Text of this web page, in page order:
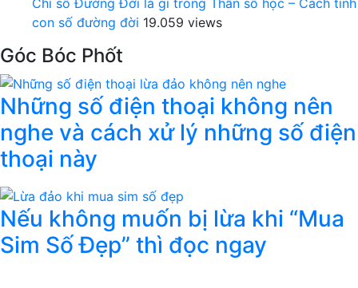
con số đường đời 19.059 views
Góc Bóc Phốt
Những số điện thoại không nên
nghe và cách xử lý những số điện
thoại này
Nếu không muốn bị lừa khi “Mua
Sim Số Đẹp” thì đọc ngay